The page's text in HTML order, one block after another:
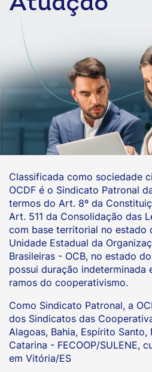
Classificada como sociedade
OCDF é o Sindicato Patronal
termos do Art. 8º da
Art. 511 da Consolidação das
com base territorial no estado
Unidade Estadual da
Brasileiras - OCB, no estado
possui duração indeterminada
ramos do cooperativismo.
Como Sindicato Patronal, a
dos Sindicatos das
Alagoas, Bahia, Espírito Santo,
Catarina - FECOOP/SULENE,
em Vitória/ES